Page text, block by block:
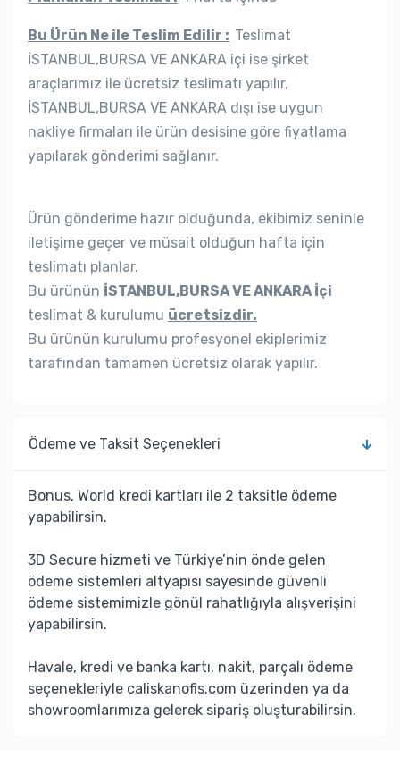
Bu Ürün Ne ile Teslim Edilir : Teslimat
İSTANBUL,BURSA VE ANKARA içi ise şirket
araçlarımız ile ücretsiz teslimatı yapılır,
İSTANBUL,BURSA VE ANKARA dışı ise uygun
nakliye firmaları ile ürün desisine göre fiyatlama
yapılarak gönderimi sağlanır.
Ürün gönderime hazır olduğunda, ekibimiz seninle
iletişime geçer ve müsait olduğun hafta için
teslimatı planlar.
Bu ürünün İSTANBUL,BURSA VE ANKARA İçi
teslimat & kurulumu ücretsizdir.
Bu ürünün kurulumu profesyonel ekiplerimiz
tarafından tamamen ücretsiz olarak yapılır.
Ödeme ve Taksit Seçenekleri
Bonus, World kredi kartları ile 2 taksitle ödeme
yapabilirsin.
3D Secure hizmeti ve Türkiye’nin önde gelen
ödeme sistemleri altyapısı sayesinde güvenli
ödeme sistemimizle gönül rahatlığıyla alışverişini
yapabilirsin.
Havale, kredi ve banka kartı, nakit, parçalı ödeme
seçenekleriyle caliskanofis.com üzerinden ya da
showroomlarımıza gelerek sipariş oluşturabilirsin.